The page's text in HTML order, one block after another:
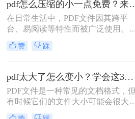
的方法。
pdf怎么压缩的小一点免费
在日常生活中，PDF文件因其跨平
台、易阅读等特性而被广泛使用。
而，当PDF文件体积过大时，会给存
储和传输带来诸多不便。那么pdf怎么
种免费且实用的PDF压缩方法。
赞 踩
pdf太大了怎么变小？学会这3个方法就够了！
PDF文件是一种常见的文档格式，但
有时候它们的文件大小可能会很大
难以通过电子邮件或其他方式共享。